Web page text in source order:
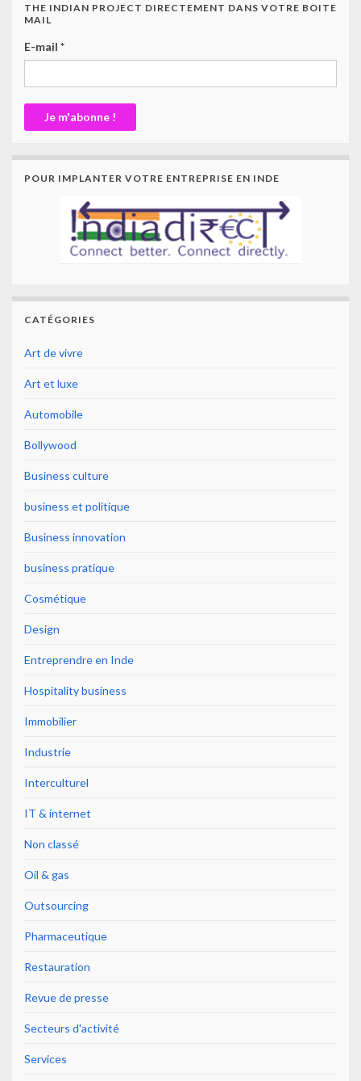
THE INDIAN PROJECT DIRECTEMENT DANS VOTRE BOITE
MAIL
E-mail *
POUR IMPLANTER VOTRE ENTREPRISE EN INDE
CATÉGORIES
Art de vivre
Art et luxe
Automobile
Bollywood
Business culture
business et politique
Business innovation
business pratique
Cosmétique
Design
Entreprendre en Inde
Hospitality business
Immobilier
Industrie
Interculturel
IT & internet
Non classé
Oil & gas
Outsourcing
Pharmaceutique
Restauration
Revue de presse
Secteurs d'activité
Services